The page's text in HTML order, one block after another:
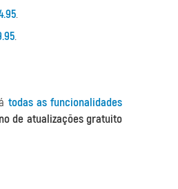
.
.
todas as funcionalidades
de atualizações gratuito